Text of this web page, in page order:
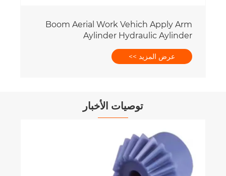
Boom Aerial Work Vehich Apply Arm
Aylinder Hydraulic Aylinder
عرض المزيد >>
توصيات الأخبار